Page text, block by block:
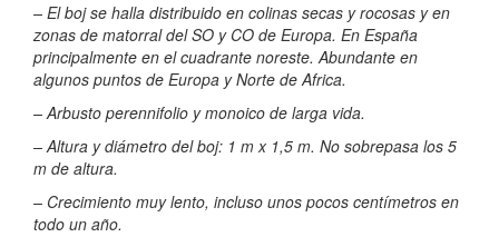
– El boj se halla distribuido en colinas secas y rocosas y en
zonas de matorral del SO y CO de Europa. En España
principalmente en el cuadrante noreste. Abundante en
algunos puntos de Europa y Norte de Africa.
– Arbusto perennifolio y monoico de larga vida.
– Altura y diámetro del boj: 1 m x 1,5 m. No sobrepasa los 5
m de altura.
– Crecimiento muy lento, incluso unos pocos centímetros en
todo un año.